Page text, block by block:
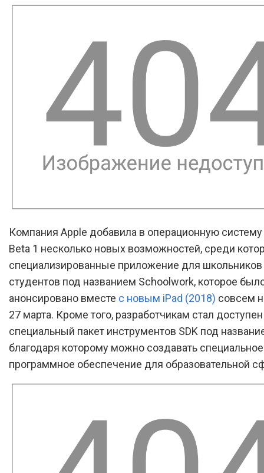
Компания Apple добавила в операционную систему
Beta 1 несколько новых возможностей, среди
специализированные приложение для школьников
студентов под названием Schoolwork, которое
анонсировано вместе с новым iPad (2018) совсем
27 марта. Кроме того, разработчикам стал доступен
специальный пакет инструментов SDK под
благодаря которому можно создавать специальное
программное обеспечение для образовательной